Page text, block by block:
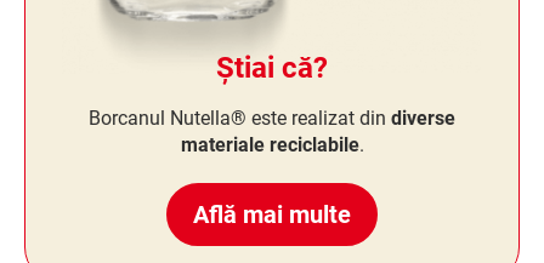
Știai că?
Borcanul Nutella® este realizat din diverse
materiale reciclabile.
Află mai multe